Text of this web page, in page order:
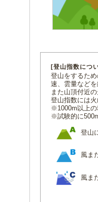
[登山指数につ
登山をするた
速、雲量など
また山頂付近
登山指数には
※1000m以上の
※試験的に
登山
風ま
風ま